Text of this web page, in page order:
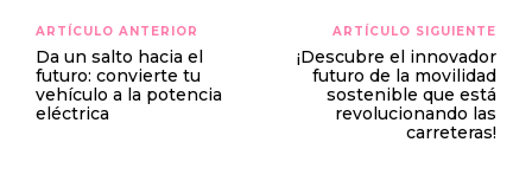
ARTÍCULO ANTERIOR
Da un salto hacia el
futuro: convierte tu
vehículo a la potencia
eléctrica
ARTÍCULO SIGUIENTE
¡Descubre el innovador
futuro de la movilidad
sostenible que está
revolucionando las
carreteras!